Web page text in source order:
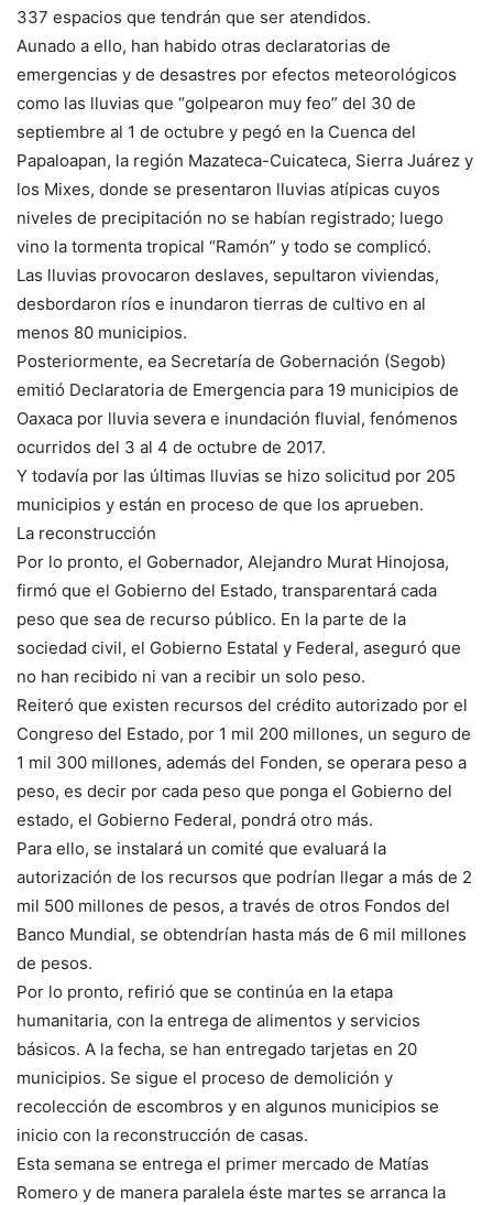
337 espacios que tendrán que ser atendidos.
Aunado a ello, han habido otras declaratorias de
emergencias y de desastres por efectos meteorológicos
como las lluvias que “golpearon muy feo” del 30 de
septiembre al 1 de octubre y pegó en la Cuenca del
Papaloapan, la región Mazateca-Cuicateca, Sierra Juárez y
los Mixes, donde se presentaron lluvias atípicas cuyos
niveles de precipitación no se habían registrado; luego
vino la tormenta tropical “Ramón” y todo se complicó.
Las lluvias provocaron deslaves, sepultaron viviendas,
desbordaron ríos e inundaron tierras de cultivo en al
menos 80 municipios.
Posteriormente, ea Secretaría de Gobernación (Segob)
emitió Declaratoria de Emergencia para 19 municipios de
Oaxaca por lluvia severa e inundación fluvial, fenómenos
ocurridos del 3 al 4 de octubre de 2017.
Y todavía por las últimas lluvias se hizo solicitud por 205
municipios y están en proceso de que los aprueben.
La reconstrucción
Por lo pronto, el Gobernador, Alejandro Murat Hinojosa,
firmó que el Gobierno del Estado, transparentará cada
peso que sea de recurso público. En la parte de la
sociedad civil, el Gobierno Estatal y Federal, aseguró que
no han recibido ni van a recibir un solo peso.
Reiteró que existen recursos del crédito autorizado por el
Congreso del Estado, por 1 mil 200 millones, un seguro de
1 mil 300 millones, además del Fonden, se operara peso a
peso, es decir por cada peso que ponga el Gobierno del
estado, el Gobierno Federal, pondrá otro más.
Para ello, se instalará un comité que evaluará la
autorización de los recursos que podrían llegar a más de 2
mil 500 millones de pesos, a través de otros Fondos del
Banco Mundial, se obtendrían hasta más de 6 mil millones
de pesos.
Por lo pronto, refirió que se continúa en la etapa
humanitaria, con la entrega de alimentos y servicios
básicos. A la fecha, se han entregado tarjetas en 20
municipios. Se sigue el proceso de demolición y
recolección de escombros y en algunos municipios se
inicio con la reconstrucción de casas.
Esta semana se entrega el primer mercado de Matías
Romero y de manera paralela éste martes se arranca la